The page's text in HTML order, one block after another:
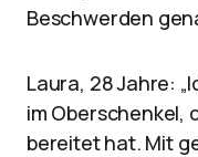
Beschwerden
Laura, 28 Jahre:
im Oberschenkel,
bereitet hat. Mit